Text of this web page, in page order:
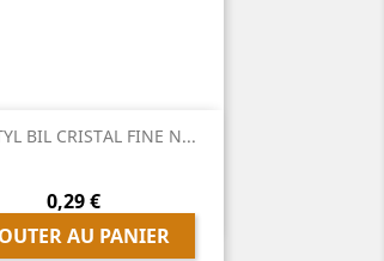
BIL CRISTAL FINE N...
Prix
0,29 €
AU PANIER
 Aperçu rapide